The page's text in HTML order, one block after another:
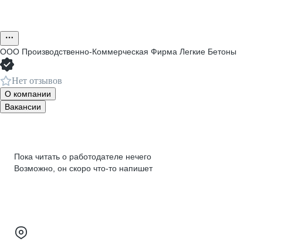
ООО Производственно-Коммерческая Фирма Легкие Бетоны
Нет отзывов
О компании
Вакансии
Пока читать о работодателе нечего
Возможно, он скоро что‑то напишет